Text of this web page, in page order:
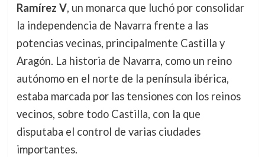
Ramírez V, un monarca que luchó por consolidar
la independencia de Navarra frente a las
potencias vecinas, principalmente Castilla y
Aragón. La historia de Navarra, como un reino
autónomo en el norte de la península ibérica,
estaba marcada por las tensiones con los reinos
vecinos, sobre todo Castilla, con la que
disputaba el control de varias ciudades
importantes.